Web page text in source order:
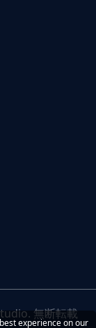
無断転載
experience on our